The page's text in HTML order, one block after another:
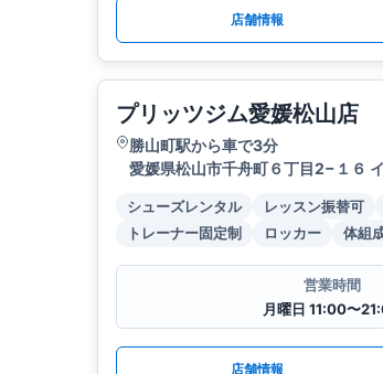
店舗情報
プリッツジム愛媛松山店
勝山町駅から車で3分
愛媛県松山市千舟町６丁目2−１６
シューズレンタル レッスン振替可
トレーナー固定制
ロッカー 体組
営業時間
月曜日 11:00〜
店舗情報